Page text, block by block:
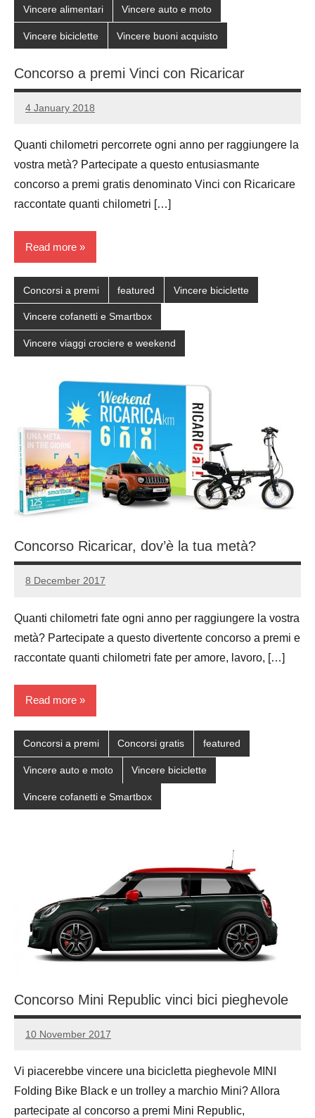
Vincere alimentari Vincere auto e moto
Vincere biciclette Vincere buoni acquisto
Concorso a premi Vinci con Ricaricar
4 January 2018
Luca
No
Quanti chilometri percorrete ogni anno per raggiungere la
vostra metà? Partecipate a questo entusiasmante
concorso a premi gratis denominato Vinci con Ricaricare
raccontate quanti chilometri […]
Read more
Concorsi a premi featured Vincere biciclette
Vincere cofanetti e Smartbox
Vincere viaggi crociere e weekend
Concorso Ricaricar, dov’è la tua metà?
8 December 2017
Luca
No
Quanti chilometri fate ogni anno per raggiungere la vostra
metà? Partecipate a questo divertente concorso a premi e
raccontate quanti chilometri fate per amore, lavoro, […]
Read more
Concorsi a premi Concorsi gratis featured
Vincere auto e moto Vincere biciclette
Vincere cofanetti e Smartbox
Concorso Mini Republic vinci bici pieghevole
10 November 2017
Luca
No
Vi piacerebbe vincere una bicicletta pieghevole MINI
Folding Bike Black e un trolley a marchio Mini? Allora
partecipate al concorso a premi Mini Republic,